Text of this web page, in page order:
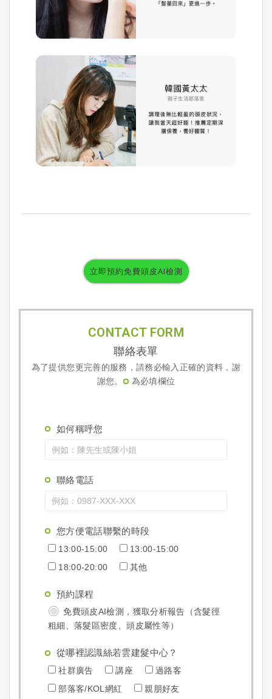
立即預約免費頭皮AI檢測
CONTACT FORM
聯絡表單
為了提供您更完善的服務，請務必輸入正確的資料，謝
謝您。
為必填欄位
如何稱呼您
聯絡電話
您方便電話聯繫的時段
13:00-15:00
13:00-15:00
18:00-20:00
其他
預約課程
免費頭皮AI檢測，獲取分析報告（含髮徑
粗細、落髮區密度、頭皮屬性等）
從哪裡認識絲若雲建髮中心？
社群廣告 講座
過路客
部落客/KOL網紅
親朋好友